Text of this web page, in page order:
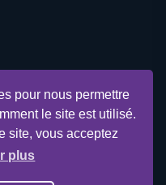
pour nous permettre
le site est utilisé.
site, vous acceptez
plus